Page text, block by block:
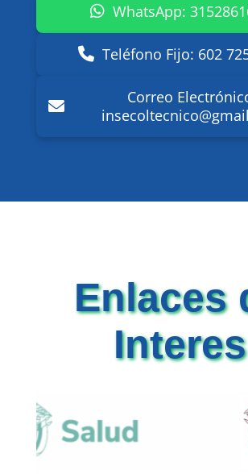
WhatsApp:
Teléfono Fijo: 602
Correo
Enlaces
Interes